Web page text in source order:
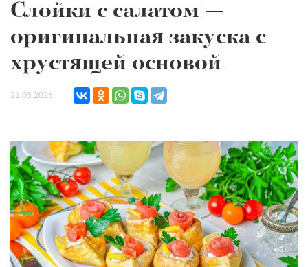
Слойки с салатом —
оригинальная закуска с
хрустящей основой
21.05.2026